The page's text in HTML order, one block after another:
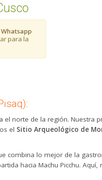
para la
el norte de la región. Nuestra
el Sitio Arqueológico de
combina lo mejor de la
hacia Machu Picchu.